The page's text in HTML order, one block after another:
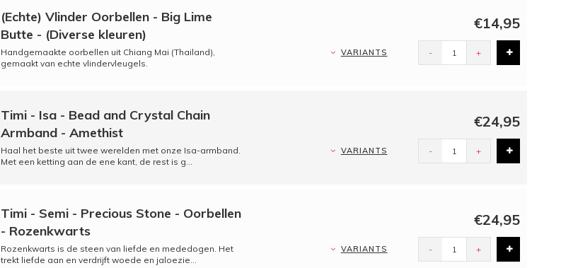
(Echte) Vlinder Oorbellen - Big Lime
Butte - (Diverse kleuren)
Handgemaakte oorbellen uit Chiang Mai (Thailand),
gemaakt van echte vlindervleugels.
€14,95
VARIANTS - +
Timi - Isa - Bead and Crystal Chain
Armband - Amethist
Haal het beste uit twee werelden met onze Isa-armband.
Met een ketting aan de ene kant, de rest is g...
€24,95
VARIANTS - +
Timi - Semi - Precious Stone - Oorbellen
- Rozenkwarts
Rozenkwarts is de steen van liefde en mededogen. Het
trekt liefde aan en verdrijft woede en jaloezie...
€24,95
VARIANTS - +